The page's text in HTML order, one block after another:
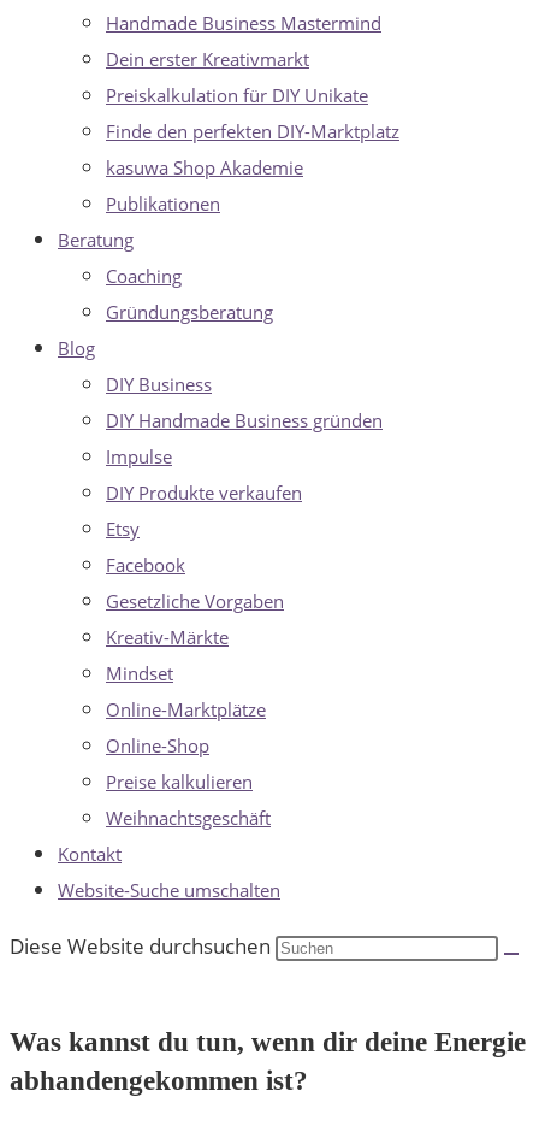
Handmade Business Mastermind
Dein erster Kreativmarkt
Preiskalkulation für DIY Unikate
Finde den perfekten DIY-Marktplatz
kasuwa Shop Akademie
Publikationen
Beratung
Coaching
Gründungsberatung
Blog
DIY Business
DIY Handmade Business gründen
Impulse
DIY Produkte verkaufen
Etsy
Facebook
Gesetzliche Vorgaben
Kreativ-Märkte
Mindset
Online-Marktplätze
Online-Shop
Preise kalkulieren
Weihnachtsgeschäft
Kontakt
Website-Suche umschalten
Diese Website durchsuchen
Was kannst du tun, wenn dir deine Energie
abhandengekommen ist?